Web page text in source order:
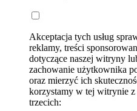
Akceptacja tych usług
reklamy, treści
dotyczące naszej witryny
zachowanie użytkownika
oraz mierzyć ich
korzystamy w tej witrynie z
trzecich: